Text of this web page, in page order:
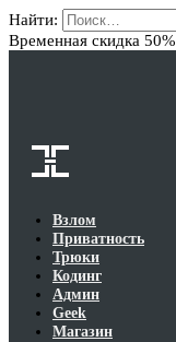
Найти:
Временная скидка 50%
Взлом
Приватность
Трюки
Кодинг
Админ
Geek
Магазин